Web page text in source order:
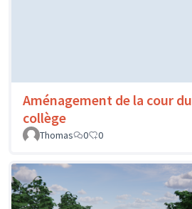
Aménagement de la cour du
collège
Thomas
0 0